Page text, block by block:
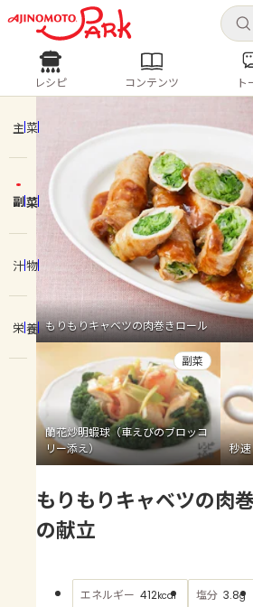
ログインするとレシピを保存
ログイン
ホーム
コンテンツ
レシピ
トーク
よくあるお問い合わせ
お買い物
AJINOMOTO PARK とは
レシピ
人気の食材・レシピ
きゅうり なす トマト
ピーマン
みょうが ゴーヤ
レシピ コンテンツ ト
主菜
副菜
汁物
栄養 もりもりキャベツの肉巻きロール
蘭花炒明蝦球（車えびのブロッコ
リー添え）
副菜
秒
もりもりキャベツの肉
の献立
エネルギー 412kcal 塩分 3.8g